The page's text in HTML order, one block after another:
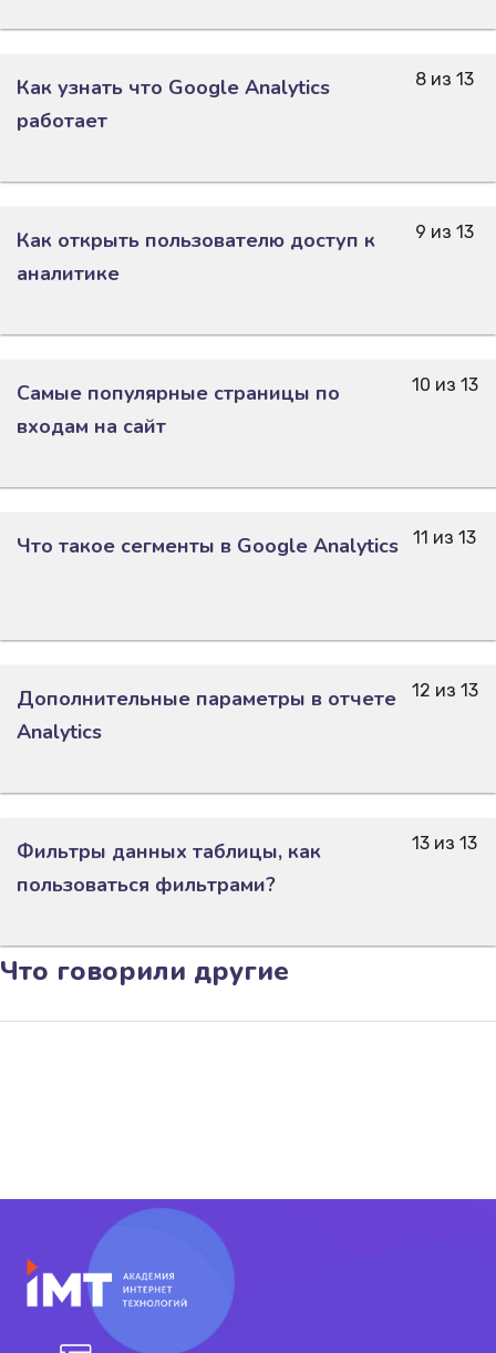
8 из 13
Как узнать что Google Analytics
работает
9 из 13
Как открыть пользователю доступ к
аналитике
10 из 13
Самые популярные страницы по
входам на сайт
11 из 13
Что такое сегменты в Google Analytics
12 из 13
Дополнительные параметры в отчете
Analytics
13 из 13
Фильтры данных таблицы, как
пользоваться фильтрами?
Что говорили другие